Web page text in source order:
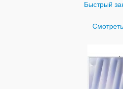
Быстрый
Смотреть